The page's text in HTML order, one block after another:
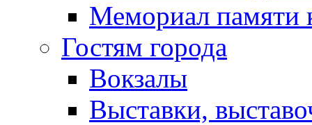
Мемориал памяти
Гостям города
Вокзалы
Выставки,